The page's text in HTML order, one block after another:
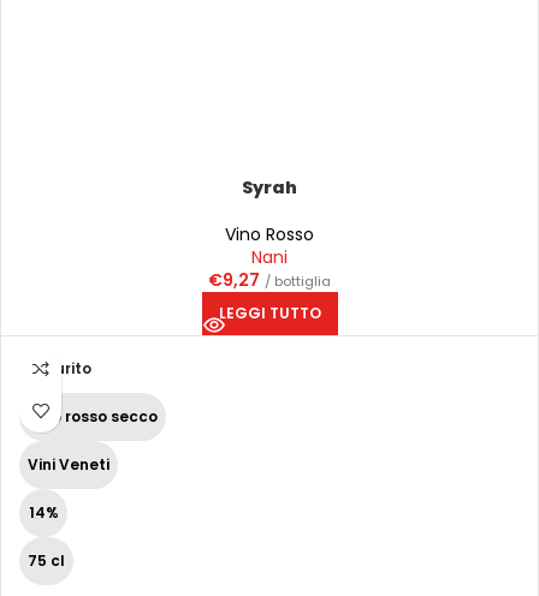
Syrah
Vino Rosso
Nani
€9,27 / bottiglia
LEGGI TUTTO
Esaurito
Vino rosso secco
Vini Veneti
14%
75 cl